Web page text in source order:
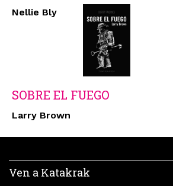
Nellie Bly
SOBRE EL FUEGO
Larry Brown
Ven a Katakrak